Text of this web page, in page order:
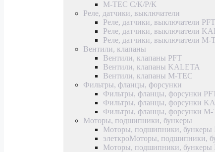
M-TEC С/К/Р/К
Реле, датчики, выключатели
Реле, датчики, выключатели PFT
Реле, датчики, выключатели
Реле, датчики, выключатели M-
Вентили, клапаны
Вентили, клапаны PFT
Вентили, клапаны KALETA
Вентили, клапаны M-TEC
Фильтры, фланцы, форсунки
Фильтры, фланцы, форсунки
Фильтры, фланцы, форсунки
Фильтры, фланцы, форсунки M-
Моторы, подшипники, бункеры
Моторы, подшипники, бункеры
элеткроМоторы, подшипники,
Моторы, подшипники, бункеры